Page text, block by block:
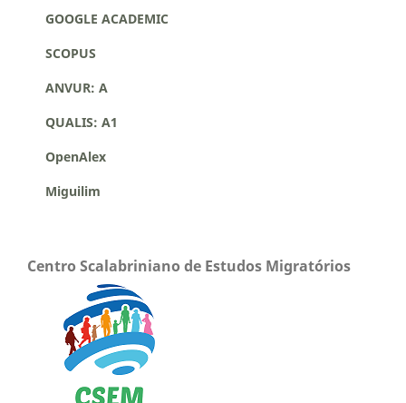
GOOGLE ACADEMIC
SCOPUS
ANVUR: A
QUALIS: A1
OpenAlex
Miguilim
Centro Scalabriniano de Estudos Migratórios